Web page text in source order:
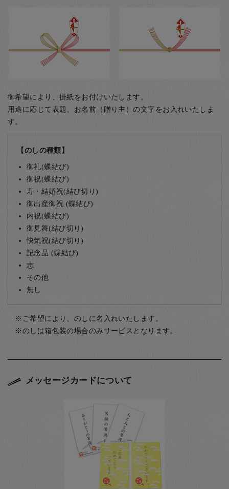
御希望により、掛紙をお付けいたします。
用途に応じて表題、お名前（贈り主）の文字をお入れいたしま
す。
【のしの種類】
御礼(蝶結び)
御祝(蝶結び)
寿・結婚祝(結び切り)
御出産御祝 (蝶結び)
内祝(蝶結び)
御見舞(結び切り)
快気祝(結び切り)
記念品 (蝶結び)
志
その他
無し
ご希望により、のしに名入れいたします。
のしは箱包装の場合のみサービスとなります。
メッセージカードについて